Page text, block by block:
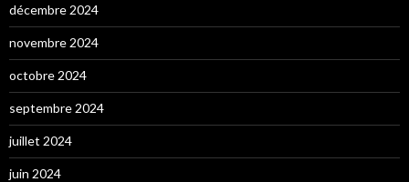
décembre 2024
novembre 2024
octobre 2024
septembre 2024
juillet 2024
juin 2024